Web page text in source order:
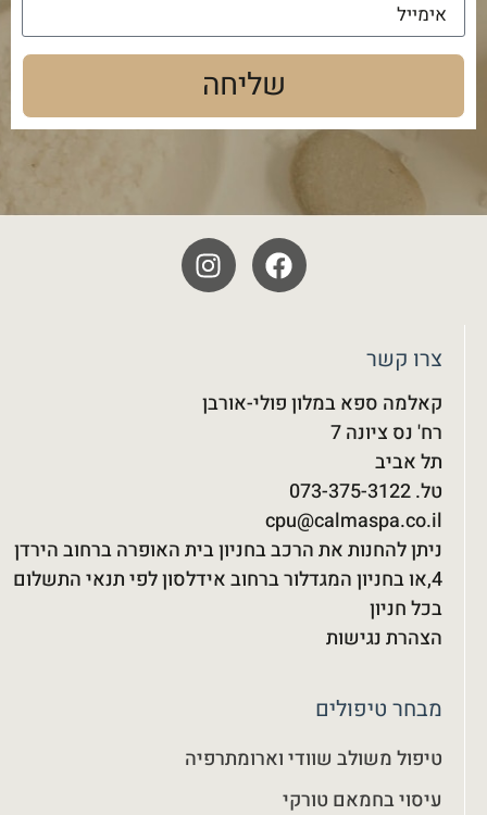
שליחה
צרו קשר
קאלמה ספא במלון פולי-אורבן
רח' נס ציונה 7
תל אביב
טל. 073-375-3122‬
cpu@calmaspa.co.il
ניתן להחנות את הרכב בחניון בית האופרה ברחוב הירדן
4,או בחניון המגדלור ברחוב אידלסון לפי תנאי התשלום
בכל חניון
הצהרת נגישות
מבחר טיפולים
טיפול משולב שוודי וארומתרפיה
עיסוי בחמאם טורקי